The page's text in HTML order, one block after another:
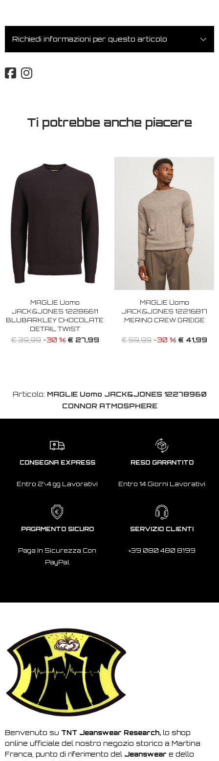
Richiedi informazioni per questo articolo
Ti potrebbe anche piacere
MAGLIE Uomo
JACK&JONES 12286611
BLUBARKLEY CHOCOLATE
DETAIL TWIST
€ 39,99-30 % € 27,99
MAGLIE Uomo
JACK&JONES 12216817
MERINO CREW GREIGE
€ 59,99 -30 % € 41,99
Articolo: MAGLIE Uomo JACK&JONES 12278960
CONNOR ATMOSPHERE
CONSEGNA EXPRESS
Entro 2\4 gg Lavorativi
RESO GARANTITO
Entro 14 Giorni Lavorativi
PAGAMENTO SICURO
Paga In Sicurezza Con
PayPal
SERVIZIO CLIENTI
+39 080 480 8199
Benvenuto su TNT Jeanswear Research, lo shop
online ufficiale del nostro negozio storico a Martina
Franca, punto di riferimento del Jeanswear e dello